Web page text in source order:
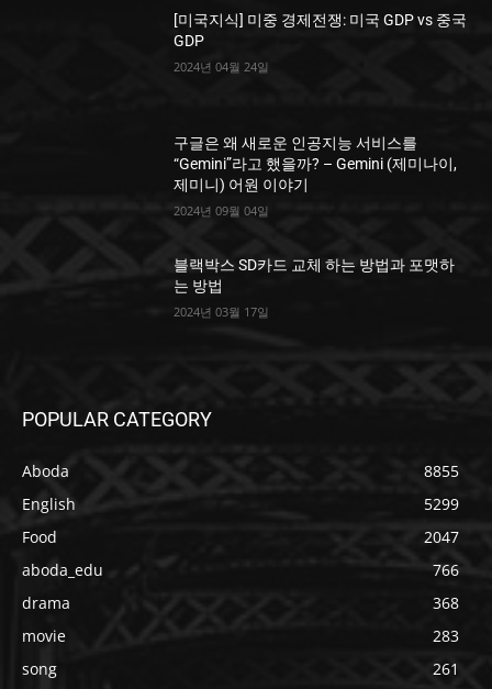
[미국지식] 미중 경제전쟁: 미국 GDP vs 중국
GDP
2024년 04월 24일
구글은 왜 새로운 인공지능 서비스를
“Gemini”라고 했을까? – Gemini (제미나이,
제미니) 어원 이야기
2024년 09월 04일
블랙박스 SD카드 교체 하는 방법과 포맷하
는 방법
2024년 03월 17일
POPULAR CATEGORY
Aboda
8855
English
5299
Food
2047
aboda_edu
766
drama
368
movie
283
song
261